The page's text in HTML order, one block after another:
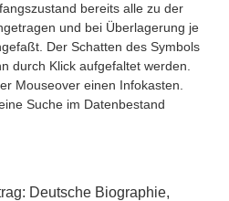
bereits alle zu der
und bei Überlagerung je
Der Schatten des Symbols
durch Klick aufgefaltet werden.
Mouseover einen Infokasten.
Suche im Datenbestand
Deutsche Biographie,